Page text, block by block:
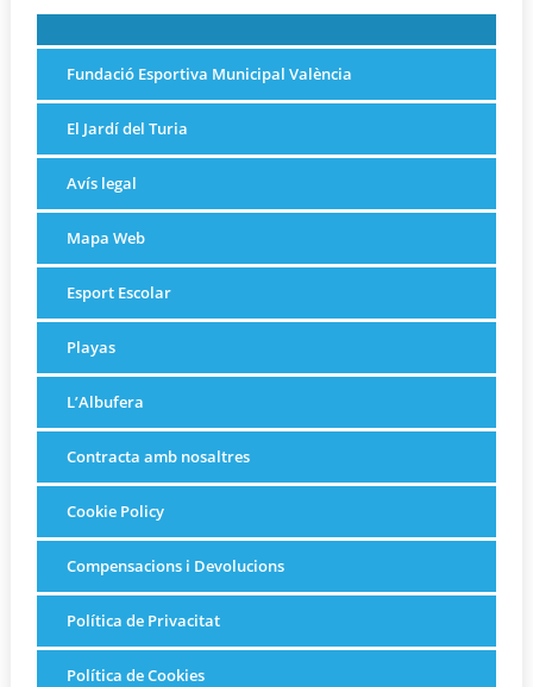
Fundació Esportiva Municipal València
El Jardí del Turia
Avís legal
Mapa Web
Esport Escolar
Playas
L’Albufera
Contracta amb nosaltres
Cookie Policy
Compensacions i Devolucions
Política de Privacitat
Política de Cookies